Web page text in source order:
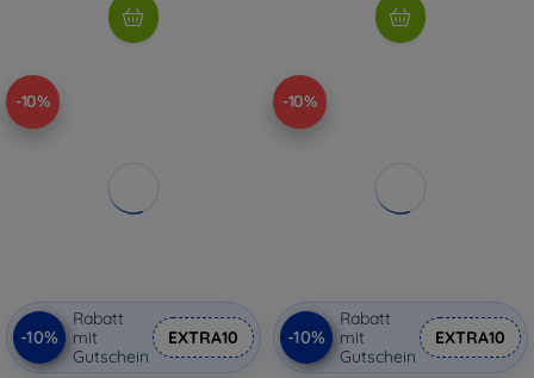
-10%
-10%
Rabatt
mit
Gutschein
EXTRA10
-10%
-10%
Rabatt
mit
Gutschein
EXTRA10